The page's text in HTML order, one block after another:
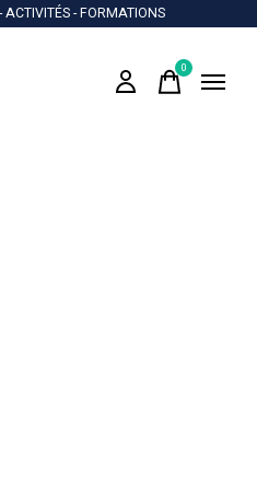
ACTIVITÉS - FORMATIONS
0items